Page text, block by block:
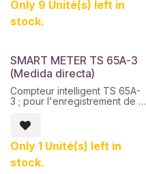
ne sont pas gérés
directement par SolarLog.
conducteur de phase 5 A/63
A (&gt;63 A en combinaison
&lt;25mA
Section de raccordement 10
protection 63 A)
Only 9 Unité(s) left in
stock.
SMART METER TS 65A-3
(Medida directa)
Compteur intelligent TS 65A-
3 ; pour l'enregistrement de la
triphasé, mesure directe
Only 1 Unité(s) left in
stock.